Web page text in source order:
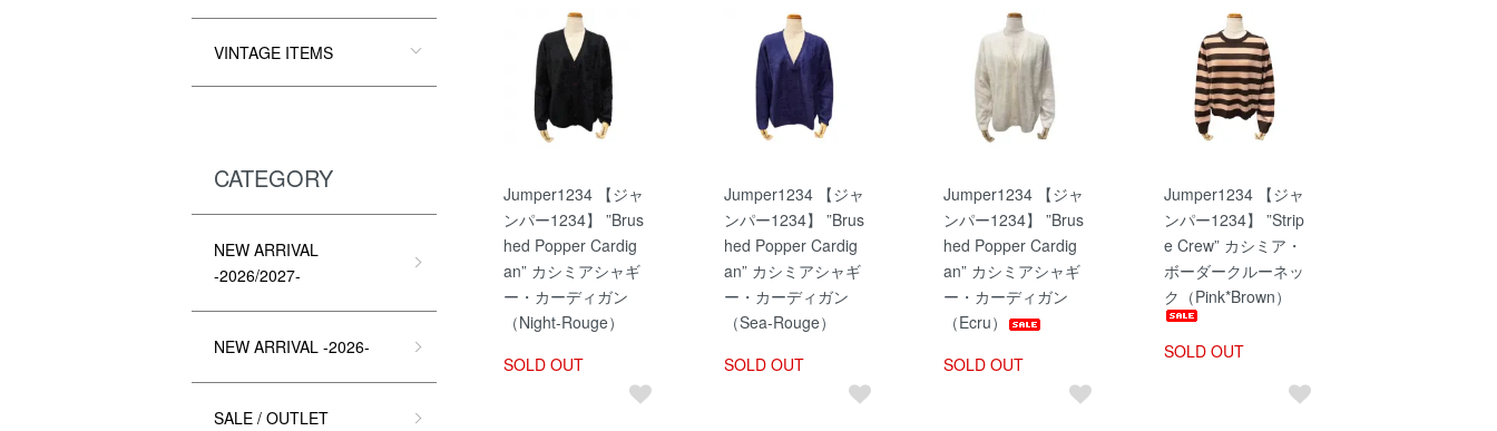
Jumper1234 【ジャ
ンパー1234】 ”Brus
hed Popper Cardig
an” カシミアシャギ
ー・カーディガン
（Night-Rouge）
SOLD OUT
Jumper1234 【ジャ
ンパー1234】 ”Brus
hed Popper Cardig
an” カシミアシャギ
ー・カーディガン
（Sea-Rouge）
SOLD OUT
Jumper1234 【ジャ
ンパー1234】 ”Brus
hed Popper Cardig
an” カシミアシャギ
ー・カーディガン
（Ecru）
SOLD OUT
Jumper1234 【ジャ
ンパー1234】 ”Strip
e Crew” カシミア・
ボーダークルーネッ
ク（Pink*Brown）
SOLD OUT
VINTAGE ITEMS
CATEGORY
NEW ARRIVAL
-2026/2027-
NEW ARRIVAL -2026-
SALE / OUTLET